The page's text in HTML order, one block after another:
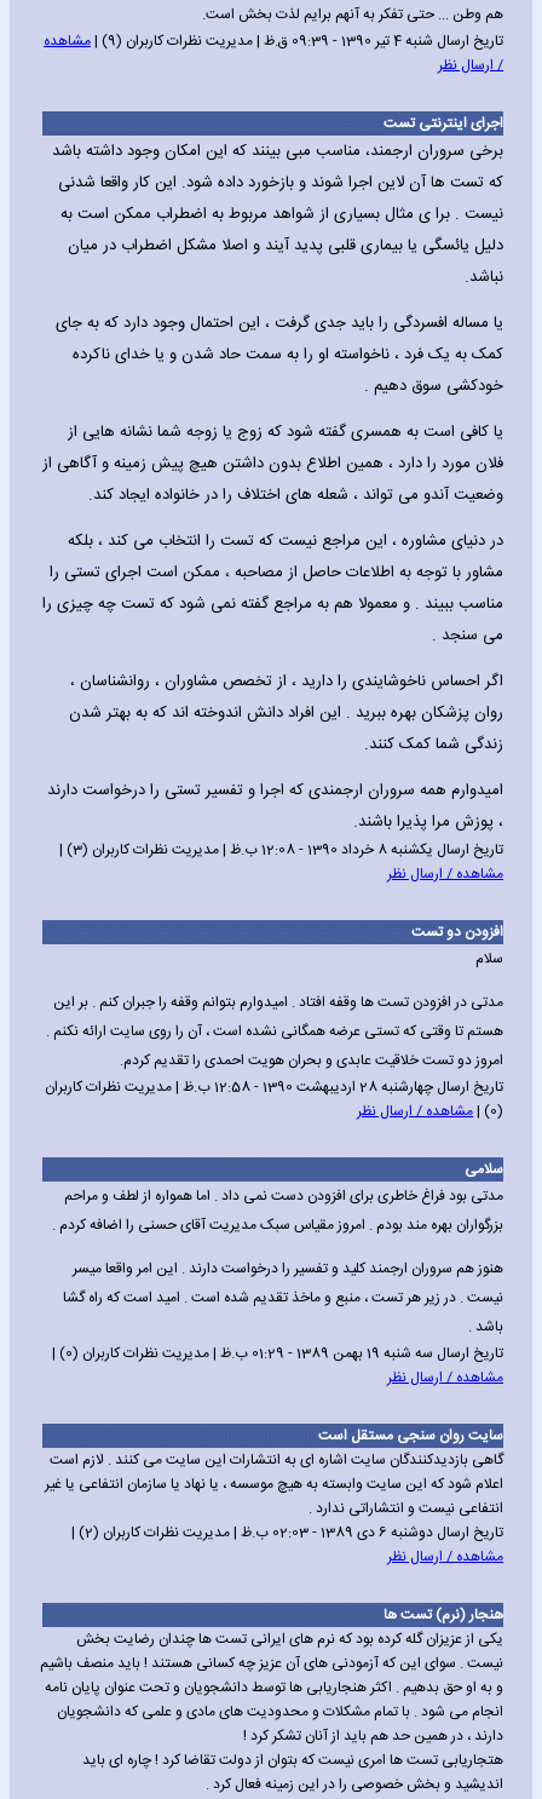
هم وطن ... حتی تفکر به آنهم برایم لذت بخش است.
تاریخ ارسال شنبه 4 تیر 1390 - 09:39 ق.ظ | مدیریت نظرات کاربران (9) |
مشاهده
/ ارسال نظر
اجرای اینترنتی تست
برخی سروران ارجمند، مناسب مبی بینند که این امکان وجود داشته باشد
که تست ها آن لاین اجرا شوند و بازخورد داده شود. این کار واقعا شدنی
نیست . برا ی مثال بسیاری از شواهد مربوط به اضطراب ممکن است به
دلیل یائسگی یا بیماری قلبی پدید آیند و اصلا مشکل اضطراب در میان
نباشد.
یا مساله افسردگی را باید جدی گرفت ، این احتمال وجود دارد که به جای
کمک به یک فرد ، ناخواسته او را به سمت حاد شدن و یا خدای ناکرده
خودکشی سوق دهیم .
یا کافی است به همسری گفته شود که زوج یا زوجه شما نشانه هایی از
فلان مورد را دارد ، همین اطلاع بدون داشتن هیچ پیش زمینه و آگاهی از
وضعیت آندو می تواند ، شعله های اختلاف را در خانواده ایجاد کند.
در دنیای مشاوره ، این مراجع نیست که تست را انتخاب می کند ، بلکه
مشاور با توجه به اطلاعات حاصل از مصاحبه ، ممکن است اجرای تستی را
مناسب ببیند . و معمولا هم به مراجع گفته نمی شود که تست چه چیزی را
می سنجد .
اگر احساس ناخوشایندی را دارید ، از تخصص مشاوران ، روانشناسان ،
روان پزشکان بهره ببرید . این افراد دانش اندوخته اند که به بهتر شدن
زندگی شما کمک کنند.
امیدوارم همه سروران ارجمندی که اجرا و تفسیر تستی را درخواست دارند
، پوزش مرا پذیرا باشند.
تاریخ ارسال یکشنبه 8 خرداد 1390 - 12:08 ب.ظ | مدیریت نظرات کاربران (3) |
مشاهده / ارسال نظر
افزودن دو تست
سلام
مدتی در افزودن تست ها وقفه افتاد . امیدوارم بتوانم وقفه را جبران کنم . بر این
هستم تا وقتی که تستی عرضه همگانی نشده است ، آن را روی سایت ارائه نکنم .
امروز دو تست خلاقیت عابدی و بحران هویت احمدی را تقدیم کردم.
تاریخ ارسال چهارشنبه 28 اردیبهشت 1390 - 12:58 ب.ظ | مدیریت نظرات کاربران
(0) |
مشاهده / ارسال نظر
سلامی
مدتی بود فراغ خاطری برای افزودن دست نمی داد . اما همواره از لطف و مراحم
بزرگواران بهره مند بودم . امروز مقیاس سبک مدیریت آقای حسنی را اضافه کردم .
هنوز هم سروران ارجمند کلید و تفسیر را درخواست دارند . این امر واقعا میسر
نیست . در زیر هر تست ، منبع و ماخذ تقدیم شده است . امید است که راه گشا
باشد .
تاریخ ارسال سه شنبه 19 بهمن 1389 - 01:29 ب.ظ | مدیریت نظرات کاربران (0) |
مشاهده / ارسال نظر
سایت روان سنجی مستقل است
گاهی بازدیدکنندگان سایت اشاره ای به انتشارات این سایت می کنند . لازم است
اعلام شود که این سایت وابسته به هیچ موسسه ، یا نهاد یا سازمان انتفاعی یا غیر
انتفاعی نیست و انتشاراتی ندارد .
تاریخ ارسال دوشنبه 6 دی 1389 - 02:03 ب.ظ | مدیریت نظرات کاربران (2) |
مشاهده / ارسال نظر
هنجار (نرم) تست ها
یکی از عزیزان گله کرده بود که نرم های ایرانی تست ها چندان رضایت بخش
نیست . سوای این که آزمودنی های آن عزیز چه کسانی هستند ! باید منصف باشیم
و به او حق بدهیم . اکثر هنجاریابی ها توسط دانشجویان و تحت عنوان پایان نامه
انجام می شود . با تمام مشکلات و محدودیت های مادی و علمی که دانشجویان
دارند ، در همین حد هم باید از آنان تشکر کرد !
هتجاریابی تست ها امری نیست که بتوان از دولت تقاضا کرد ! چاره ای باید
اندیشید و بخش خصوصی را در این زمینه فعال کرد .